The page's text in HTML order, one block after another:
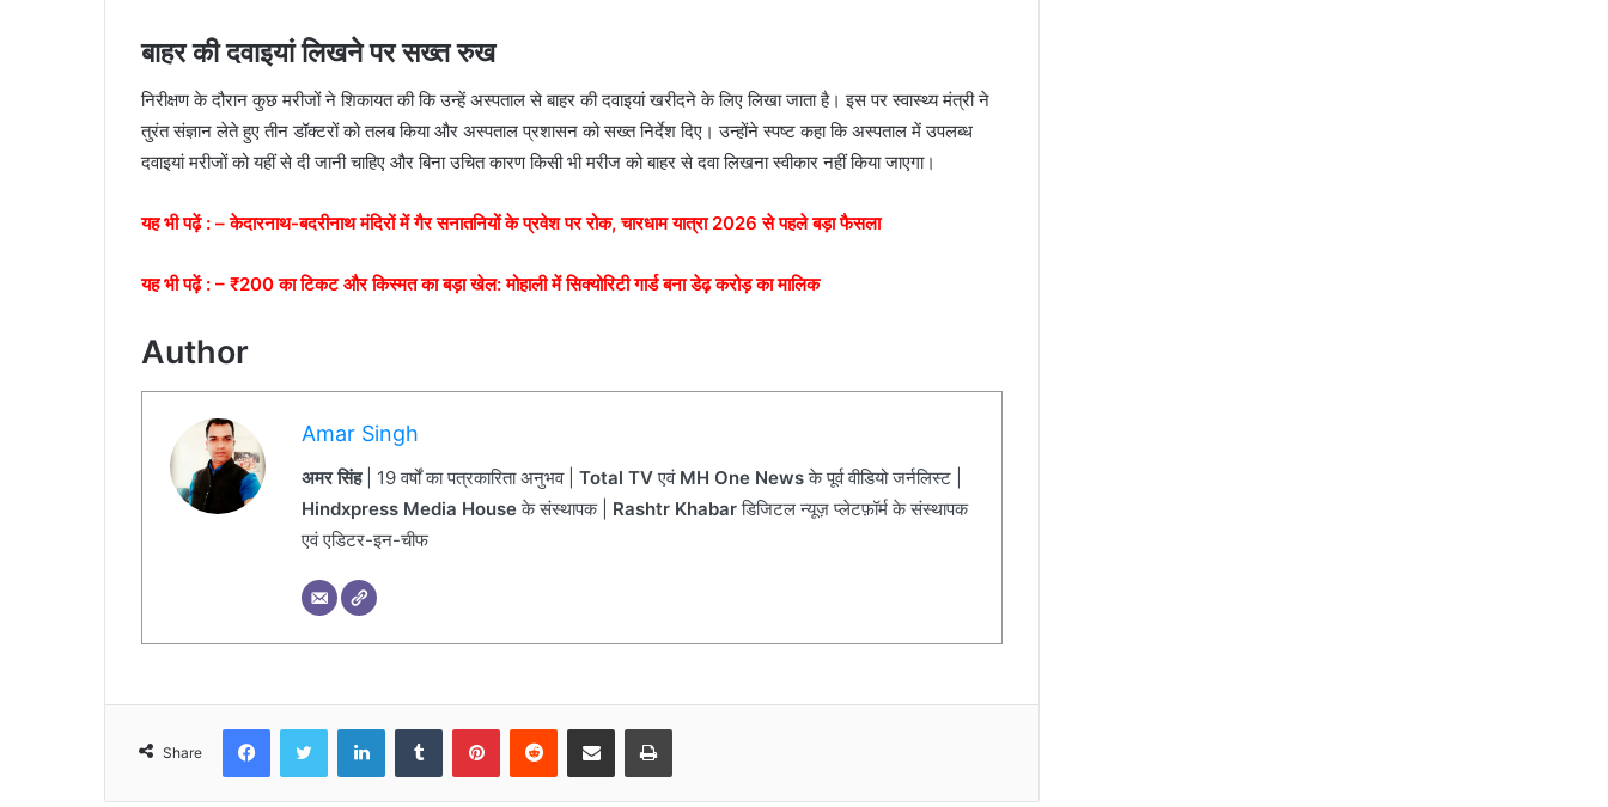
बाहर की दवाइयां लिखने पर सख्त रुख
निरीक्षण के दौरान कुछ मरीजों ने शिकायत की कि उन्हें अस्पताल से बाहर की दवाइयां खरीदने के लिए लिखा जाता है। इस पर स्वास्थ्य मंत्री ने
तुरंत संज्ञान लेते हुए तीन डॉक्टरों को तलब किया और अस्पताल प्रशासन को सख्त निर्देश दिए। उन्होंने स्पष्ट कहा कि अस्पताल में उपलब्ध
दवाइयां मरीजों को यहीं से दी जानी चाहिए और बिना उचित कारण किसी भी मरीज को बाहर से दवा लिखना स्वीकार नहीं किया जाएगा।
यह भी पढ़ें : –केदारनाथ-बदरीनाथ मंदिरों में गैर सनातनियों के प्रवेश पर रोक, चारधाम यात्रा 2026 से पहले बड़ा फैसला
यह भी पढ़ें : – ₹200 का टिकट और किस्मत का बड़ा खेल: मोहाली में सिक्योरिटी गार्ड बना डेढ़ करोड़ का मालिक
Author
Amar Singh
अमर सिंह| 19 वर्षों का पत्रकारिता अनुभव | Total TVएवं MH One Newsके पूर्व वीडियो जर्नलिस्ट |
Hindxpress Media Houseके संस्थापक | Rashtr Khabarडिजिटल न्यूज़ प्लेटफ़ॉर्म के संस्थापक
एवं एडिटर-इन-चीफ
Share